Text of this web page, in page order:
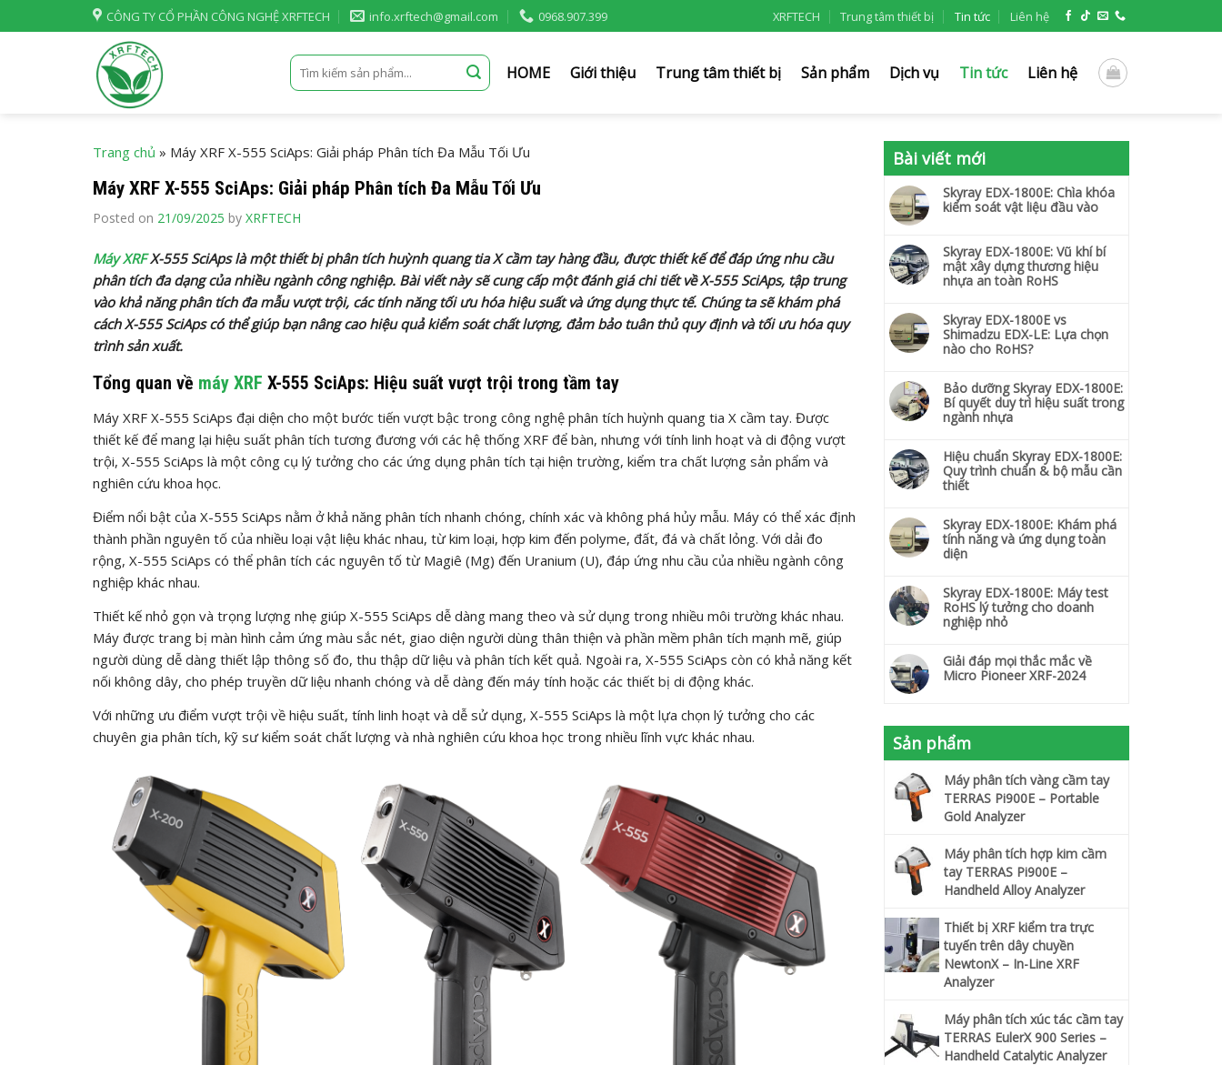
to
CÔNG TY CỔ PHẦN CÔNG NGHỆ XRFTECH info.xrftech@gmail.com 0968.907.399 XRFTECH Trung tâm thiết bị Tin tức Liên hệ
Tìm
kiếm:
HOME Giới thiệu Trung tâm thiết bị Sản phẩm Dịch vụ Tin tức Liên hệ
Trang chủ » Máy XRF X-555 SciAps: Giải pháp Phân tích Đa Mẫu Tối Ưu
Máy XRF X-555 SciAps: Giải pháp Phân tích Đa Mẫu Tối Ưu
Posted on 21/09/2025 by XRFTECH
Máy XRFX-555 SciAps là một thiết bị phân tích huỳnh quang tia X cầm tay hàng đầu, được thiết kế để đáp ứng nhu cầu
phân tích đa dạng của nhiều ngành công nghiệp. Bài viết này sẽ cung cấp một đánh giá chi tiết về X-555 SciAps, tập trung
vào khả năng phân tích đa mẫu vượt trội, các tính năng tối ưu hóa hiệu suất và ứng dụng thực tế. Chúng ta sẽ khám phá
cách X-555 SciAps có thể giúp bạn nâng cao hiệu quả kiểm soát chất lượng, đảm bảo tuân thủ quy định và tối ưu hóa quy
trình sản xuất.
Tổng quan về máy XRF X-555 SciAps: Hiệu suất vượt trội trong tầm tay
Máy XRF X-555 SciAps đại diện cho một bước tiến vượt bậc trong công nghệ phân tích huỳnh quang tia X cầm tay. Được
thiết kế để mang lại hiệu suất phân tích tương đương với các hệ thống XRF để bàn, nhưng với tính linh hoạt và di động vượt
trội, X-555 SciAps là một công cụ lý tưởng cho các ứng dụng phân tích tại hiện trường, kiểm tra chất lượng sản phẩm và
nghiên cứu khoa học.
Điểm nổi bật của X-555 SciAps nằm ở khả năng phân tích nhanh chóng, chính xác và không phá hủy mẫu. Máy có thể xác định
thành phần nguyên tố của nhiều loại vật liệu khác nhau, từ kim loại, hợp kim đến polyme, đất, đá và chất lỏng. Với dải đo
rộng, X-555 SciAps có thể phân tích các nguyên tố từ Magiê (Mg) đến Uranium (U), đáp ứng nhu cầu của nhiều ngành công
nghiệp khác nhau.
Thiết kế nhỏ gọn và trọng lượng nhẹ giúp X-555 SciAps dễ dàng mang theo và sử dụng trong nhiều môi trường khác nhau.
Máy được trang bị màn hình cảm ứng màu sắc nét, giao diện người dùng thân thiện và phần mềm phân tích mạnh mẽ, giúp
người dùng dễ dàng thiết lập thông số đo, thu thập dữ liệu và phân tích kết quả. Ngoài ra, X-555 SciAps còn có khả năng kết
nối không dây, cho phép truyền dữ liệu nhanh chóng và dễ dàng đến máy tính hoặc các thiết bị di động khác.
Với những ưu điểm vượt trội về hiệu suất, tính linh hoạt và dễ sử dụng, X-555 SciAps là một lựa chọn lý tưởng cho các
chuyên gia phân tích, kỹ sư kiểm soát chất lượng và nhà nghiên cứu khoa học trong nhiều lĩnh vực khác nhau.
Bài viết mới
Skyray EDX-1800E: Chìa khóa
kiểm soát vật liệu đầu vào
Skyray EDX-1800E: Vũ khí bí
mật xây dựng thương hiệu
nhựa an toàn RoHS
Skyray EDX-1800E vs
Shimadzu EDX-LE: Lựa chọn
nào cho RoHS?
Bảo dưỡng Skyray EDX-1800E:
Bí quyết duy trì hiệu suất trong
ngành nhựa
Hiệu chuẩn Skyray EDX-1800E:
Quy trình chuẩn & bộ mẫu cần
thiết
Skyray EDX-1800E: Khám phá
tính năng và ứng dụng toàn
diện
Skyray EDX-1800E: Máy test
RoHS lý tưởng cho doanh
nghiệp nhỏ
Giải đáp mọi thắc mắc về
Micro Pioneer XRF-2024
Sản phẩm
Máy phân tích vàng cầm tay
TERRAS Pi900E – Portable
Gold Analyzer
Máy phân tích hợp kim cầm
tay TERRAS Pi900E –
Handheld Alloy Analyzer
Thiết bị XRF kiểm tra trực
tuyến trên dây chuyền
NewtonX – In-Line XRF
Analyzer
Máy phân tích xúc tác cầm tay
TERRAS EulerX 900 Series –
Handheld Catalytic Analyzer